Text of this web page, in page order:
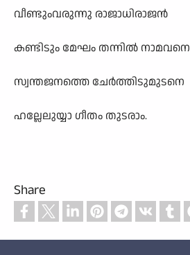
വീണ്ടുംവരുന്നു രാജാധിരാജൻ
കണ്ടിടും മേഘം തന്നിൽ നാമവനെ
സ്വന്തജനത്തെ ചേർത്തിടുമുടനെ
ഹല്ലേലുയ്യാ ഗീതം തുടരാം.
Share